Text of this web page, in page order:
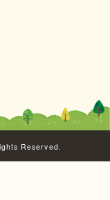
Reserved.